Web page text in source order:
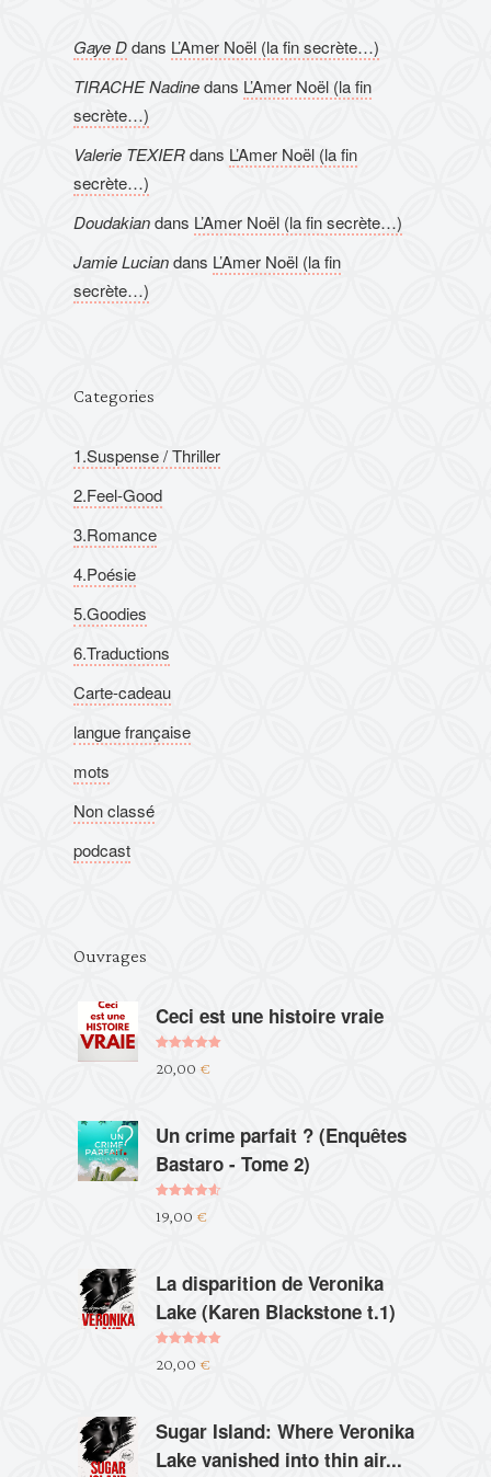
Gaye Ddans L’Amer Noël (la fin secrète…)
TIRACHE Nadinedans L’Amer Noël (la fin
secrète…)
Valerie TEXIERdans L’Amer Noël (la fin
secrète…)
Doudakiandans L’Amer Noël (la fin secrète…)
Jamie Luciandans L’Amer Noël (la fin
secrète…)
Categories
1.Suspense / Thriller
2.Feel-Good
3.Romance
4.Poésie
5.Goodies
6.Traductions
Carte-cadeau
langue française
mots
Non classé
podcast
Ouvrages
Ceci est une histoire vraie
sur 5
20,00 €
Un crime parfait ? (Enquêtes
Bastaro - Tome 2)
sur 5
19,00 €
La disparition de Veronika
Lake (Karen Blackstone t.1)
sur 5
20,00 €
Sugar Island: Where Veronika
Lake vanished into thin air...